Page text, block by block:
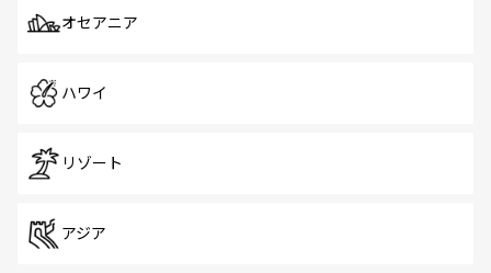
オセアニア
ハワイ
リゾート
アジア